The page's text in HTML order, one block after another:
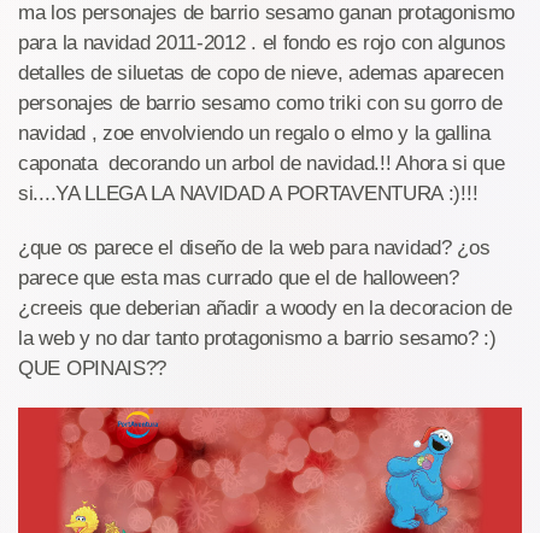
ma los personajes de barrio sesamo ganan protagonismo
para la navidad 2011-2012 . el fondo es rojo con algunos
detalles de siluetas de copo de nieve, ademas aparecen
personajes de barrio sesamo como triki con su gorro de
navidad , zoe envolviendo un regalo o elmo y la gallina
caponata decorando un arbol de navidad.!! Ahora si que
si....YA LLEGA LA NAVIDAD A PORTAVENTURA :)!!!
¿que os parece el diseño de la web para navidad? ¿os
parece que esta mas currado que el de halloween?
¿creeis que deberian añadir a woody en la decoracion de
la web y no dar tanto protagonismo a barrio sesamo? :)
QUE OPINAIS??